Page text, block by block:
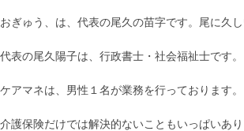
おぎゅう、は、代表の尾久の苗字です。尾に久
代表の尾久陽子は、行政書士・社会福祉士です。
ケアマネは、男性１名が業務を行っております。
介護保険だけでは解決的ないこともいっぱいあ